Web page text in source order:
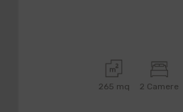
265 mq 2 Camere